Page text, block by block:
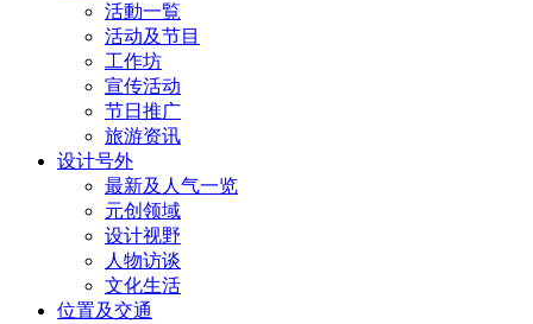
活動一覧
活动及节目
工作坊
宣传活动
节日推广
旅游资讯
设计号外
最新及人气一览
元创领域
设计视野
人物访谈
文化生活
位置及交通